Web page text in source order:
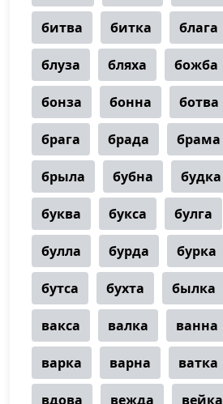
битва битка блага
блуза бляха божба
бонза бонна ботва
брага брада брама
брыла бубна будка
буква букса булга
булла бурда бурка
бутса бухта былка
вакса валка ванна
варка варна ватка
вдова вежда вейка